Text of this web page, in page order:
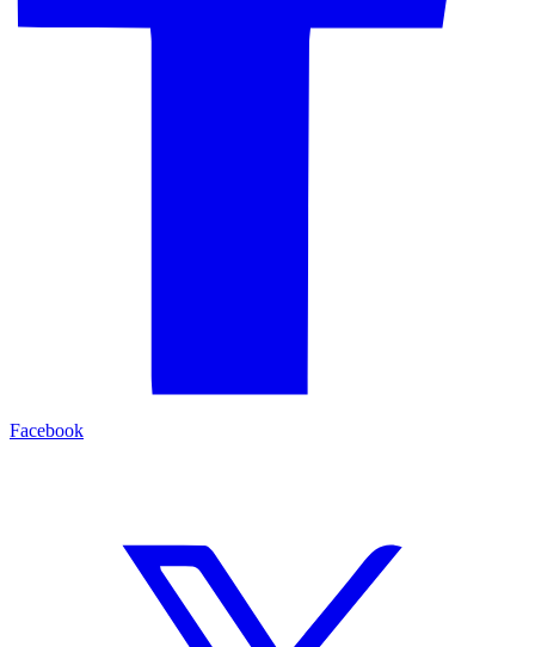
Facebook